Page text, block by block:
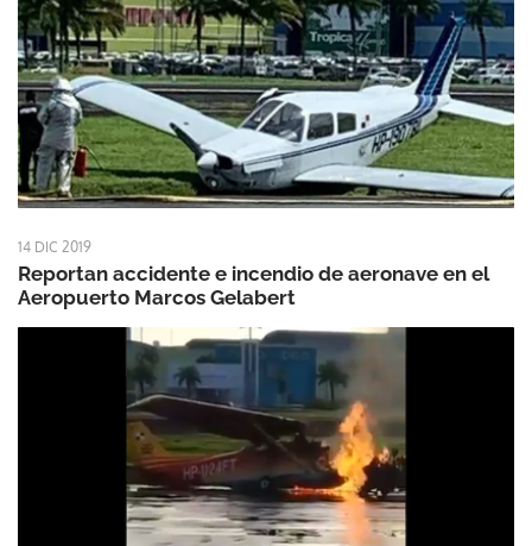
14 DIC 2019
Reportan accidente e incendio de aeronave en el
Aeropuerto Marcos Gelabert